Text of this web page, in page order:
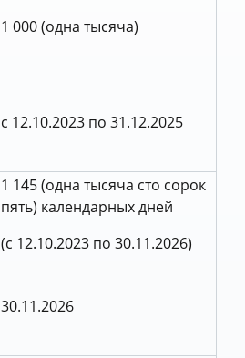
1 000 (одна тысяча)
с 12.10.2023 по 31.12.2025
1 145 (одна тысяча сто сорок
пять) календарных дней
(с 12.10.2023 по 30.11.2026)
30.11.2026